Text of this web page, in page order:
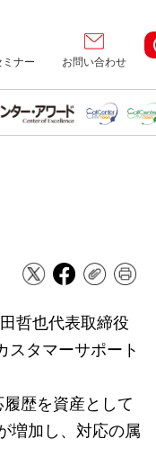
ナー お問い合わせ
哲也代表取締役
タマーサポート
歴を資産として
増加し、対応の属